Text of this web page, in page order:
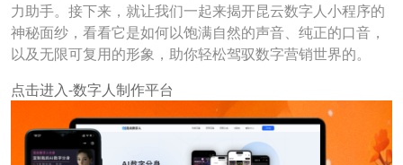
力助手。接下来，就让我们一起来揭开昆云数字人小程序的
神秘面纱，看看它是如何以饱满自然的声音、纯正的口音，
以及无限可复用的形象，助你轻松驾驭数字营销世界的。
点击进入-数字人制作平台